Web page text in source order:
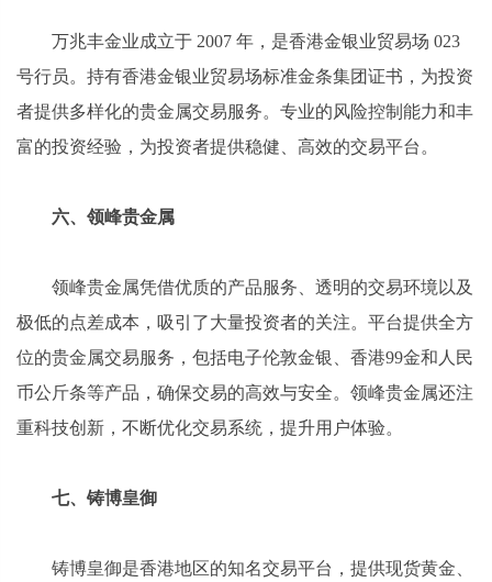
万兆丰金业成立于 2007 年，是香港金银业贸易场 023
号行员。持有香港金银业贸易场标准金条集团证书，为投资
者提供多样化的贵金属交易服务。专业的风险控制能力和丰
富的投资经验，为投资者提供稳健、高效的交易平台。
六、领峰贵金属
领峰贵金属凭借优质的产品服务、透明的交易环境以及
极低的点差成本，吸引了大量投资者的关注。平台提供全方
位的贵金属交易服务，包括电子伦敦金银、香港99金和人民
币公斤条等产品，确保交易的高效与安全。领峰贵金属还注
重科技创新，不断优化交易系统，提升用户体验。
七、铸博皇御
铸博皇御是香港地区的知名交易平台，提供现货黄金、